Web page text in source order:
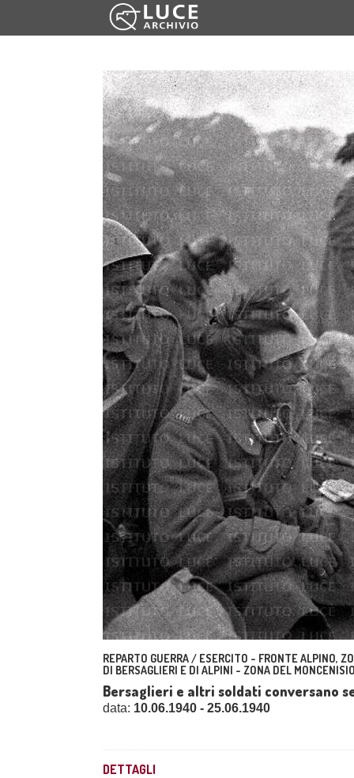
REPARTO GUERRA / ESERCITO - FRONTE ALPINO,
DI BERSAGLIERI E DI ALPINI - ZONA DEL
Bersaglieri e altri soldati conversano
data: 10.06.1940 - 25.06.1940
DETTAGLI